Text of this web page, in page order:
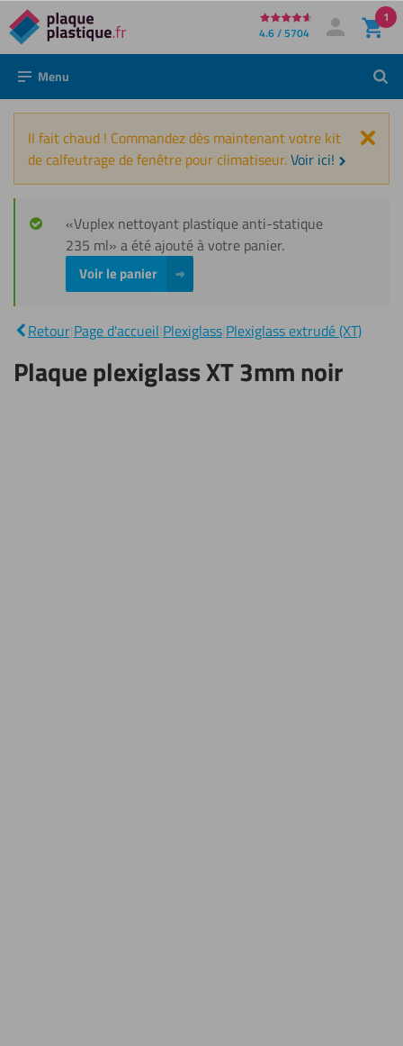
Directement
au
contenu
4.6 / 5704 Mon compte
Se connecter
1
Menu
Il fait chaud ! Commandez dès maintenant votre kit
de calfeutrage de fenêtre pour climatiseur.Voir ici!
«Vuplex nettoyant plastique anti-statique
235 ml» a été ajouté à votre panier.
Voir le panier
Retour Page d'accueil Plexiglass Plexiglass extrudé (XT)
Plaque
plexiglass
XT 3mm
Plaque plexiglass XT 3mm noir